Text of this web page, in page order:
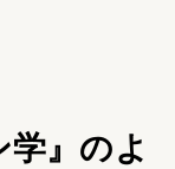
学』のよ